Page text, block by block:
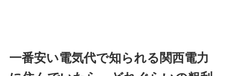
一番安い電気代で知られる関西電力